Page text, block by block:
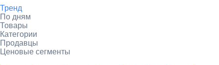
Тренд
По дням
Товары
Категории
Продавцы
Ценовые сегменты